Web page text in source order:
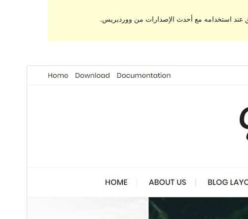
عند استخدامه مع أحدث الإصدارات من ووردبريس.